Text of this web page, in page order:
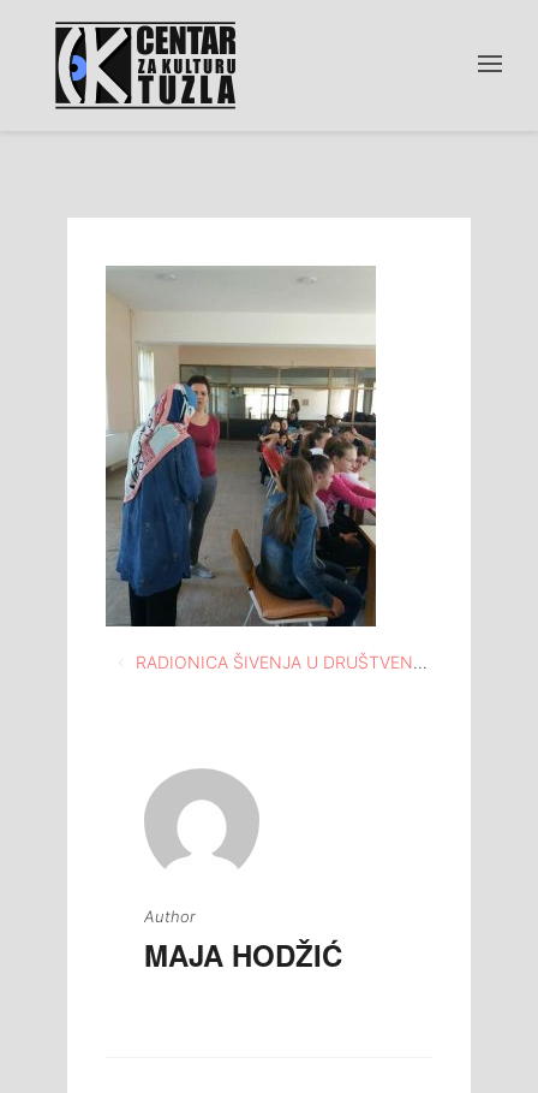
Navigacija
RADIONICA ŠIVENJA U DRUŠTVENOM DOMU GORNJA TUZLA
Author
MAJA HODŽIĆ